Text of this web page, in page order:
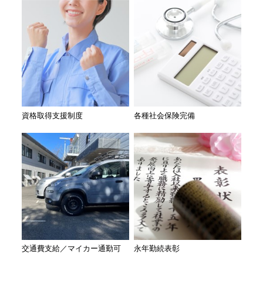
資格取得支援制度 各種社会保険完備
交通費支給／マイカー通勤可 永年勤続表彰